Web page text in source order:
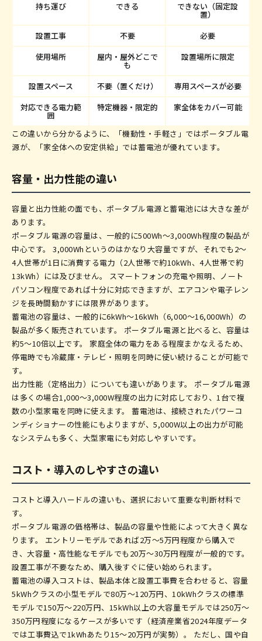
持ち運び
できる できない（固定設
置）
設置工事
不要
必要
使用場所
屋内・屋外どこで
も
設置場所に限定
設置スペース 不要（置くだけ）
専用スペースが必要
対応できる電力範
囲
特定機器・限定的 家全体をカバー可能
この違いから分かるように、「機動性・手軽さ」ではポータブル電
源が、「家全体への安定供給」では蓄電池が優れています。
容量・出力性能の違い
容量と出力性能の面でも、ポータブル電源と蓄電池には大きな差が
あります。
ポータブル電源の容量は、一般的に500Wh〜3,000Wh程度の製品が
中心です。 3,000Whというのはかなり大容量ですが、それでも2〜
4人世帯が1日に消費する電力（2人世帯で約10kWh、4人世帯で約
13kWh）には及びません。 スマートフォンの充電や照明、ノート
パソコン程度であれば十分に対応できますが、エアコンや電子レン
ジを長時間動かすには限界があります。
蓄電池の容量は、一般的に6kWh〜16kWh（6,000〜16,000Wh）の
製品が多く販売されています。 ポータブル電源と比べると、容量は
約5〜10倍以上です。 家庭全体の電力をある程度まかなえるため、
停電時でも冷蔵庫・テレビ・照明を同時に使い続けることが可能で
す。
出力性能（定格出力）についても違いがあります。 ポータブル電源
は多くの場合1,000〜3,000W程度の出力に対応しており、1台で複
数の小型家電を同時に使えます。 蓄電池は、接続されたパワーコ
ンディショナーの性能にもよりますが、5,000W以上の出力が可能
なシステムも多く、大型家電にも対応しやすいです。
コスト・導入のしやすさの違い
コストと導入ハードルの違いも、選択において重要な判断材料で
す。
ポータブル電源の価格帯は、製品の容量や性能によって大きく異な
ります。 エントリーモデルであれば2万〜5万円程度から購入で
き、大容量・高性能なモデルでも20万〜30万円程度が一般的です。
設置工事が不要なため、購入後すぐに使い始められます。
蓄電池の導入コストは、製品本体と設置工事費を合わせると、容量
5kWhクラスの小型モデルで80万〜120万円、10kWhクラスの標準
モデルで150万〜220万円、15kWh以上の大容量モデルでは250万〜
350万円程度になるケースが多いです（経済産業省2024年度データ
では工事費込で1kWhあたり15〜20万円が実勢）。 ただし、国や自